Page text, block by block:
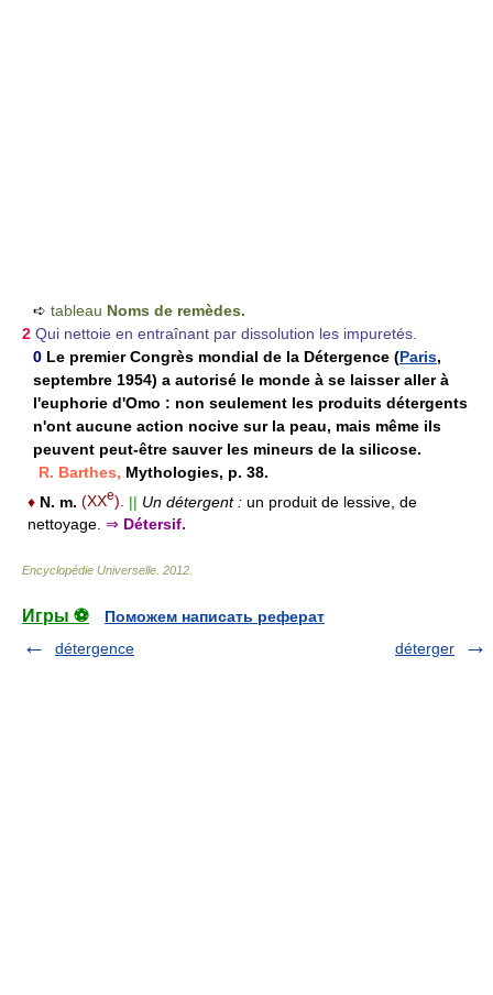
➪ tableau Noms de remèdes.
2 Qui nettoie en entraînant par dissolution les impuretés.
0 Le premier Congrès mondial de la Détergence (Paris,
septembre 1954) a autorisé le monde à se laisser aller à
l'euphorie d'Omo : non seulement les produits détergents
n'ont aucune action nocive sur la peau, mais même ils
peuvent peut-être sauver les mineurs de la silicose.
R. Barthes, Mythologies, p. 38.
♦ N. m. (XXe). || Un détergent : un produit de lessive, de
nettoyage. ⇒ Détersif.
Encyclopédie Universelle 2012
Игры ⚽
Поможем написать реферат
détergence
déterger